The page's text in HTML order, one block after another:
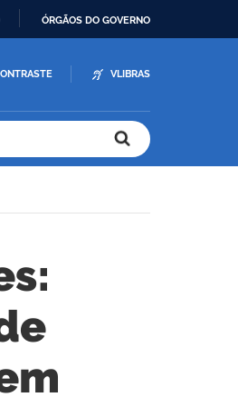
ÓRGÃOS DO GOVERNO
VLIBRAS